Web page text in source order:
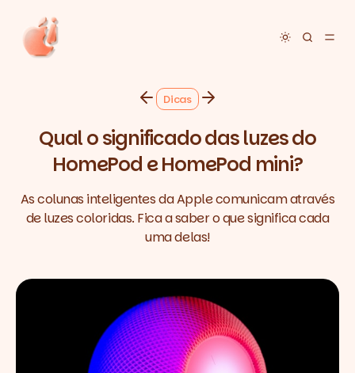
Toggle
Dicas
Qual o significado das luzes do
HomePod e HomePod mini?
As colunas inteligentes da Apple comunicam através
de luzes coloridas. Fica a saber o que significa cada
uma delas!